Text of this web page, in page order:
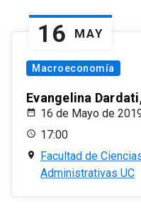
16 MAY
Macroeconomía
Evangelina
16 de Mayo de
17:00
Facultad de
Administrativas UC